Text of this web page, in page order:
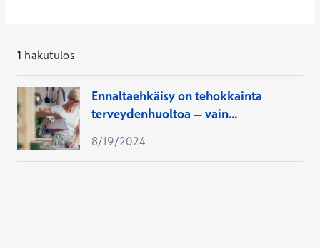
1 hakutulos
Ennaltaehkäisy on tehokkainta
terveydenhuoltoa – vain
vyöruusulta
8/19/2024